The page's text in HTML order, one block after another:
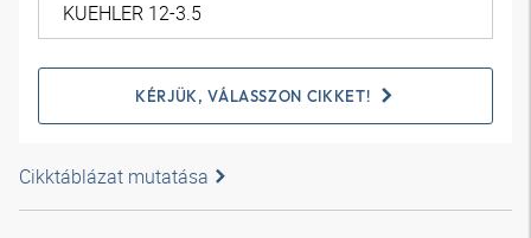
KÉRJÜK, VÁLASSZON CIKKET!
Cikktáblázat mutatása